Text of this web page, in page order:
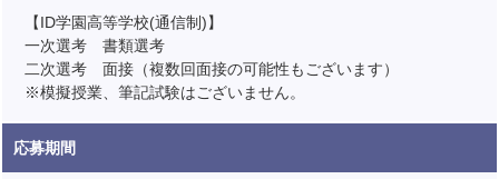
【ID学園高等学校(通信制)】
一次選考 書類選考
二次選考 面接（複数回面接の可能性もございます）
※模擬授業、筆記試験はございません。
応募期間